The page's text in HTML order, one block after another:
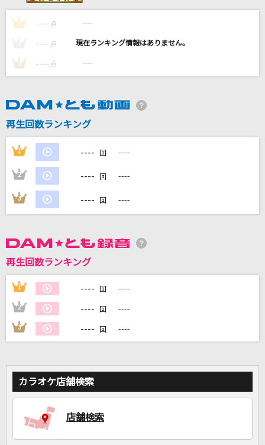
AIZO
King Gnu
mao
Mrs. GREEN APPLE
[生音]もう恋なんてしない
槇原敬之(Makihara)
forever we can make it!
THYME
LiSA
残酷な天使のテーゼ
高橋洋子
カラオケをもっと楽しもう！
1 ---- 点 ----
---- 点 ----
3 ---- 点 ----
再生回数ランキング
1 ---- 回 ----
2 ---- 回 ----
3 ---- 回 ----
再生回数ランキング
1 ---- 回 ----
2 ---- 回 ----
3 ---- 回 ----
カラオケ店舗検索
店舗検索